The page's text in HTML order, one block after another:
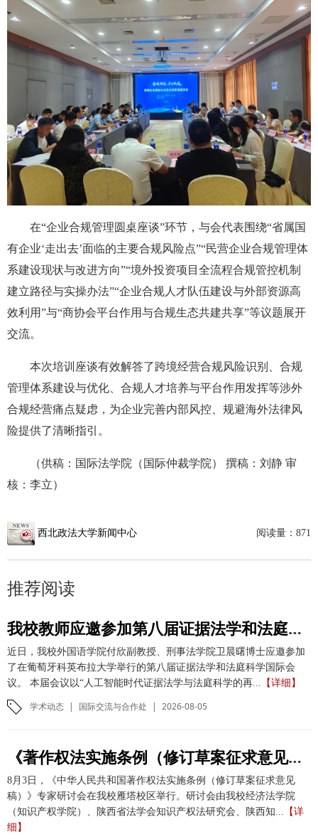
在“企业合规管理圆桌座谈”环节，与会代表围绕“省属国
有企业‘走出去’面临的主要合规风险点”“民营企业合规管理体
系建设现状与改进方向”“境外投资项目全流程合规管控机制
建立路径与实操办法”“企业合规人才队伍建设与外部资源高
效利用”与“商协会平台作用与合规生态共建共享”等议题展开
交流。
本次培训座谈有效解答了跨境经营合规风险识别、合规
管理体系建设与优化、合规人才培养与平台作用发挥等涉外
合规经营痛点疑虑，为企业完善内部风控、规避海外法律风
险提供了清晰指引。
（供稿：国际法学院（国际仲裁学院） 撰稿：刘静 审
核：李立）
西北政法大学新闻中心 阅读量： 871
推荐阅读
我校教师应邀参加第八届证据法学和法庭科学国际会议并作学术报告
近日，我校外国语学院付欣副教授、刑事法学院卫晨曙博士应邀参加
了在葡萄牙科英布拉大学举行的第八届证据法学和法庭科学国际会
议。 本届会议以“人工智能时代证据法学与法庭科学的再... 【详细】
学术动态 | 国际交流与合作处 | 2026-08-05
《著作权法实施条例（修订草案征求意见稿）》专家研讨会在我校举办
8月3日，《中华人民共和国著作权法实施条例（修订草案征求意见
稿）》专家研讨会在我校雁塔校区举行。研讨会由我校经济法学院
（知识产权学院）、陕西省法学会知识产权法研究会、陕西知... 【详
细】